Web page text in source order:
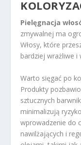
Pielęgnacja
zmywalnej ma
Włosy, które
bardziej wrażliwe i
Warto sięgać po
Produkty
sztucznych
minimalizują
wprowadzenie do
nawilżających i